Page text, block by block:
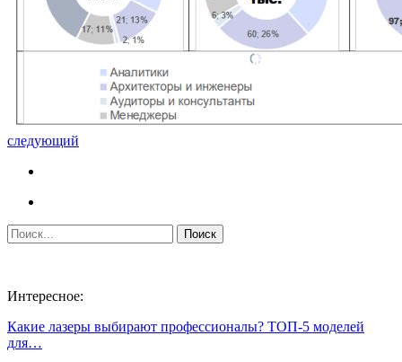
следующий
Интересное:
Какие лазеры выбирают профессионалы? ТОП-5 моделей
для…